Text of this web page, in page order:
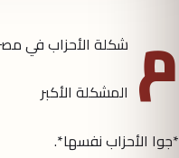
م شكلة الأحزاب في
المشكلة الأكبر
*جوا الأحزاب نفسها*.